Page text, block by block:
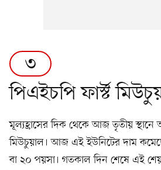
৩
পিএইচপি ফার্স্ট
মূল্যহ্রাসের দিক থেকে আজ তৃতীয় স্থানে
মিউচুয়াল। আজ এই ইউনিটের দাম
বা ২০ পয়সা। গতকাল দিন শেষে এই